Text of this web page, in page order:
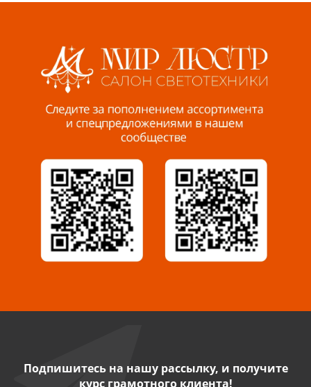
Пенза, ул. Пролетарская, 61 ТЦ "Стройбери"
Миасс, ул. Романенко, 95
8 922 500 30 39
Сызрань, ул. Декабристов, 1А
8 927 009 54 63
Саратов, ул. Танкистов, 37 (БЦ «Дикомп»)
Подпишитесь на нашу рассылку, и получите
курс грамотного клиента!